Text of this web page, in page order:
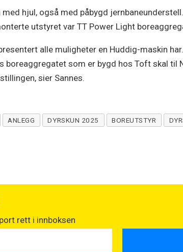
hjul, også med påbygd
utstyret var TT Power Light
alle muligheter en Huddig-maskin
boreaggregatet som er bygd hos Toft skal til
sier Sannes.
ANLEGG DYRSKUN 2025 BOREUTSTYR
rett i innboksen